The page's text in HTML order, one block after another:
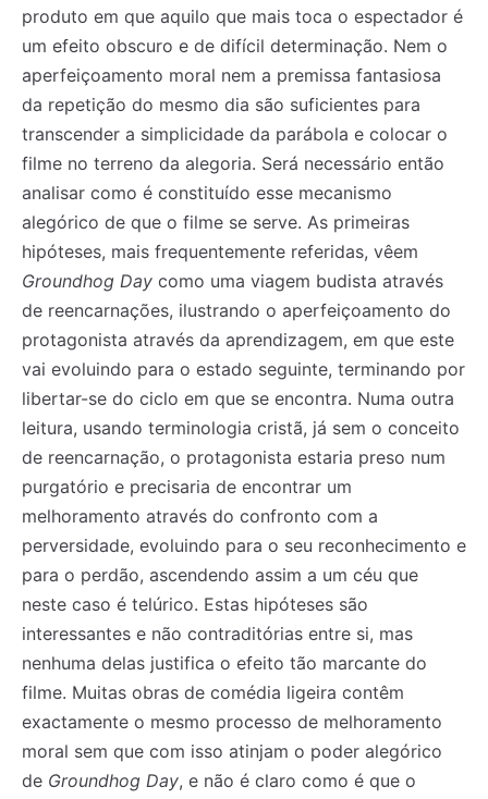
produto em que aquilo que mais toca o espectador é
um efeito obscuro e de difícil determinação. Nem o
aperfeiçoamento moral nem a premissa fantasiosa
da repetição do mesmo dia são suficientes para
transcender a simplicidade da parábola e colocar o
filme no terreno da alegoria. Será necessário então
analisar como é constituído esse mecanismo
alegórico de que o filme se serve. As primeiras
hipóteses, mais frequentemente referidas, vêem
Groundhog Day como uma viagem budista através
de reencarnações, ilustrando o aperfeiçoamento do
protagonista através da aprendizagem, em que este
vai evoluindo para o estado seguinte, terminando por
libertar-se do ciclo em que se encontra. Numa outra
leitura, usando terminologia cristã, já sem o conceito
de reencarnação, o protagonista estaria preso num
purgatório e precisaria de encontrar um
melhoramento através do confronto com a
perversidade, evoluindo para o seu reconhecimento e
para o perdão, ascendendo assim a um céu que
neste caso é telúrico. Estas hipóteses são
interessantes e não contraditórias entre si, mas
nenhuma delas justifica o efeito tão marcante do
filme. Muitas obras de comédia ligeira contêm
exactamente o mesmo processo de melhoramento
moral sem que com isso atinjam o poder alegórico
de Groundhog Day, e não é claro como é que o